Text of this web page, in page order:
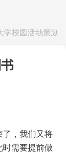
学校园活动策划
，我们又将
时需要提前做